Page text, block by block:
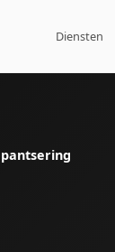
Diensten